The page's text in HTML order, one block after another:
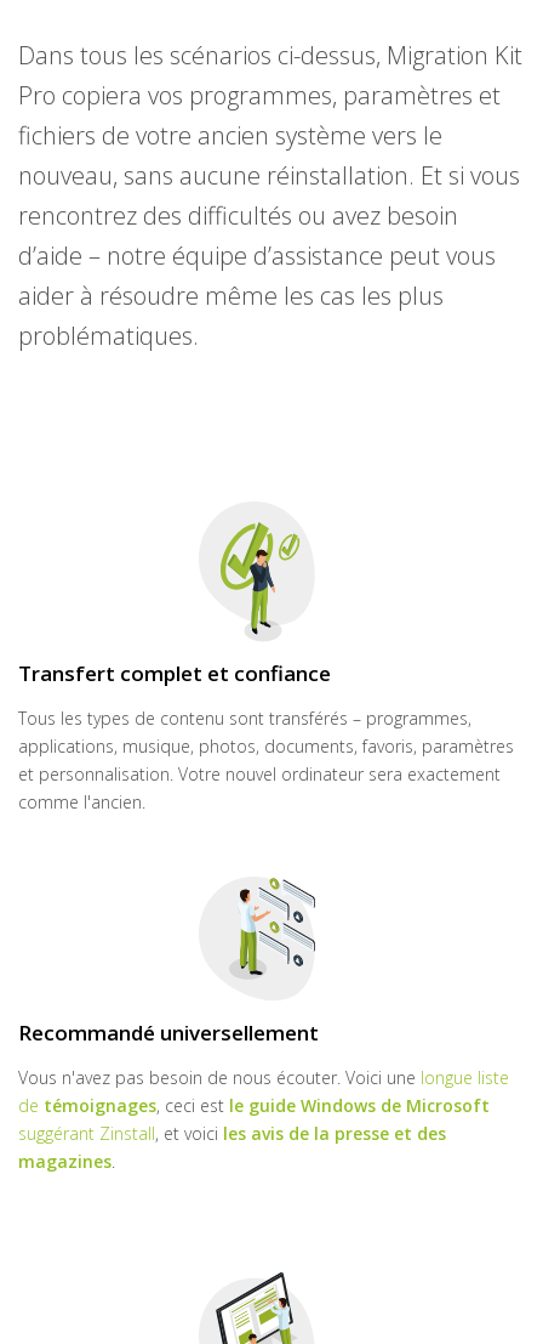
Dans tous les scénarios ci-dessus, Migration Kit
Pro copiera vos programmes, paramètres et
fichiers de votre ancien système vers le
nouveau, sans aucune réinstallation. Et si vous
rencontrez des difficultés ou avez besoin
d’aide – notre équipe d’assistance peut vous
aider à résoudre même les cas les plus
problématiques.
Transfert complet et confiance
Tous les types de contenu sont transférés – programmes,
applications, musique, photos, documents, favoris, paramètres
et personnalisation. Votre nouvel ordinateur sera exactement
comme l'ancien.
Recommandé universellement
Vous n'avez pas besoin de nous écouter. Voici une longue liste
de témoignages, ceci est le guide Windows de Microsoft
suggérant Zinstall, et voici les avis de la presse et des
magazines